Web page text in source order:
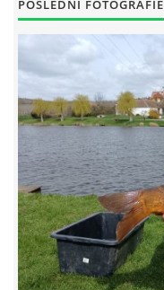
OBCHODNÍ PODMÍNKY
OCHRANA SOUKROMÍ
POSLEDNÍ FOTOGRAFIE